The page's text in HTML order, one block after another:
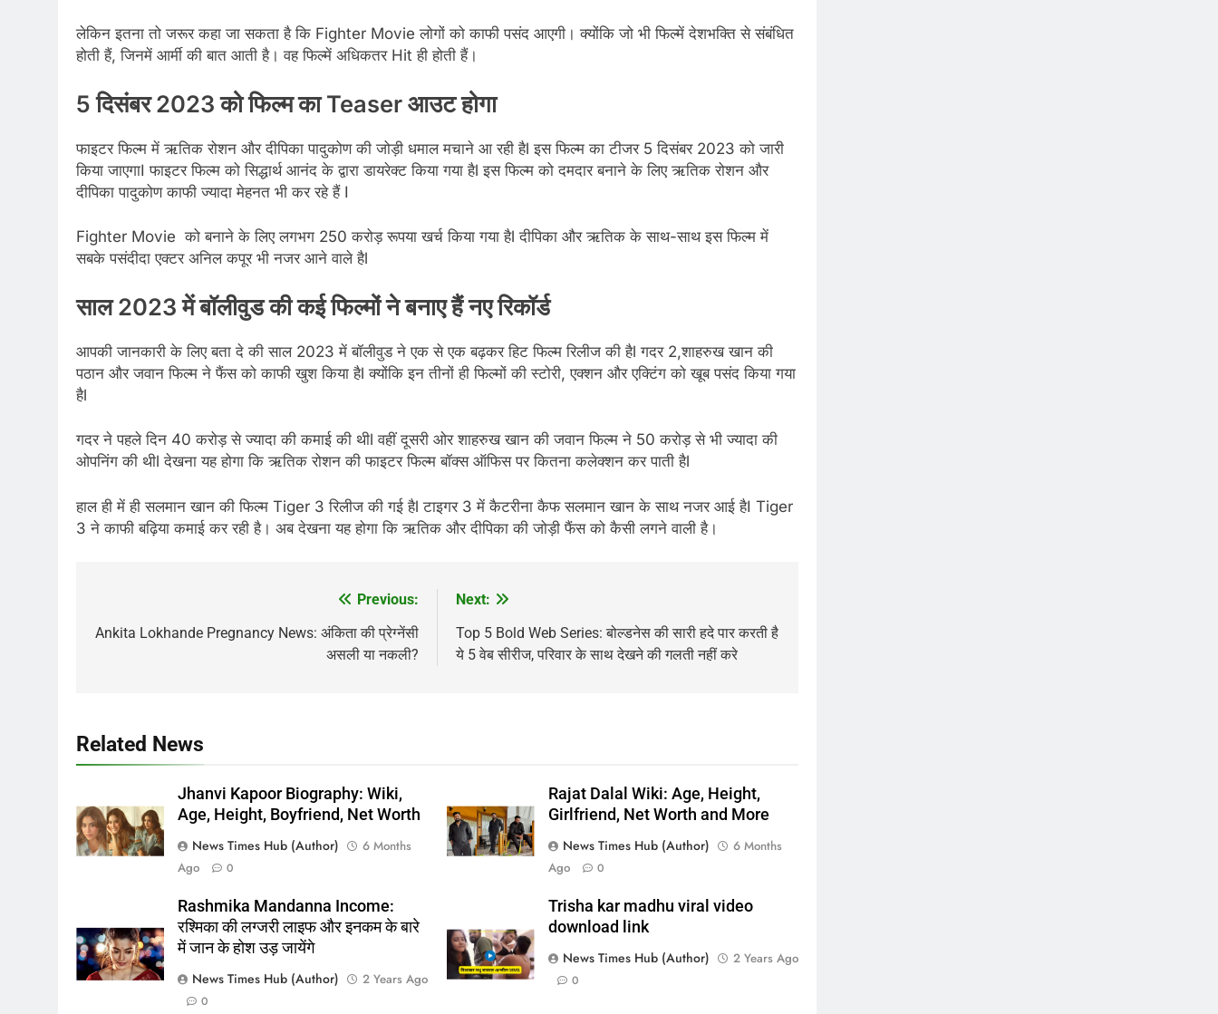
लेकिन इतना तो जरूर कहा जा सकता है कि Fighter Movie लोगों को काफी पसंद आएगी। क्योंकि जो भी फिल्में देशभक्ति से संबंधित
होती हैं, जिनमें आर्मी की बात आती है। वह फिल्में अधिकतर Hit ही होती हैं।
5 दिसंबर 2023 को फिल्म का Teaser आउट होगा
फाइटर फिल्म में ऋतिक रोशन और दीपिका पादुकोण की जोड़ी धमाल मचाने आ रही हैl इस फिल्म का टीजर 5 दिसंबर 2023 को जारी
किया जाएगाI फाइटर फिल्म को सिद्धार्थ आनंद के द्वारा डायरेक्ट किया गया हैl इस फिल्म को दमदार बनाने के लिए ऋतिक रोशन और
दीपिका पादुकोण काफी ज्यादा मेहनत भी कर रहे हैं I
Fighter Movie को बनाने के लिए लगभग 250 करोड़ रूपया खर्च किया गया हैl दीपिका और ऋतिक के साथ-साथ इस फिल्म में
सबके पसंदीदा एक्टर अनिल कपूर भी नजर आने वाले हैl
साल 2023 में बॉलीवुड की कई फिल्मों ने बनाए हैं नए रिकॉर्ड
आपकी जानकारी के लिए बता दे की साल 2023 में बॉलीवुड ने एक से एक बढ़कर हिट फिल्म रिलीज की हैl गदर 2,शाहरुख खान की
पठान और जवान फिल्म ने फैंस को काफी खुश किया हैl क्योंकि इन तीनों ही फिल्मों की स्टोरी, एक्शन और एक्टिंग को खूब पसंद किया गया
हैl
गदर ने पहले दिन 40 करोड़ से ज्यादा की कमाई की थीl वहीं दूसरी ओर शाहरुख खान की जवान फिल्म ने 50 करोड़ से भी ज्यादा की
ओपनिंग की थीl देखना यह होगा कि ऋतिक रोशन की फाइटर फिल्म बॉक्स ऑफिस पर कितना कलेक्शन कर पाती हैl
हाल ही में ही सलमान खान की फिल्म Tiger 3 रिलीज की गई हैl टाइगर 3 में कैटरीना कैफ सलमान खान के साथ नजर आई हैI Tiger
3 ने काफी बढ़िया कमाई कर रही है। अब देखना यह होगा कि ऋतिक और दीपिका की जोड़ी फैंस को कैसी लगने वाली है।
navigation
Previous:
Ankita Lokhande Pregnancy News: अंकिता की प्रेग्नेंसी
असली या नकली?
Next:
Top 5 Bold Web Series: बोल्डनेस की सारी हदे पार करती है
ये 5 वेब सीरीज, परिवार के साथ देखने की गलती नहीं करे
Related News
Jhanvi Kapoor Biography: Wiki,
Age, Height, Boyfriend, Net Worth
News Times Hub (Author)
6 Months
Ago
0
Rajat Dalal Wiki: Age, Height,
Girlfriend, Net Worth and More
News Times Hub (Author)
6 Months
Ago
0
Rashmika Mandanna Income:
रश्मिका की लग्जरी लाइफ और इनकम के बारे
में जान के होश उड़ जायेंगे
News Times Hub (Author)
2 Years Ago
0
Trisha kar madhu viral video
download link
News Times Hub (Author)
2 Years Ago
0